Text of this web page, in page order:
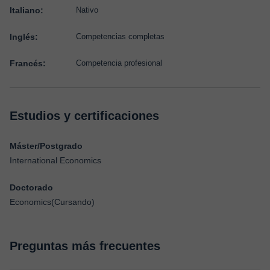
Italiano: Nativo
Inglés: Competencias completas
Francés: Competencia profesional
Estudios y certificaciones
Máster/Postgrado
International Economics
Doctorado
Economics(Cursando)
Preguntas más frecuentes